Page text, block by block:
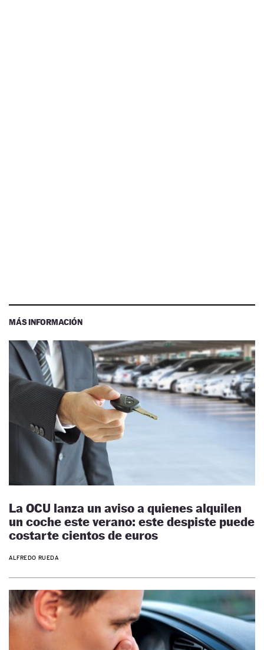
MÁS INFORMACIÓN
La OCU lanza un aviso a quienes alquilen
un coche este verano: este despiste puede
costarte cientos de euros
ALFREDO RUEDA